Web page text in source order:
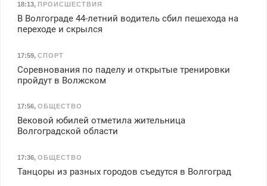
18:13, ПРОИСШЕСТВИЯ
В Волгограде 44-летний водитель сбил пешехода на
переходе и скрылся
17:59, СПОРТ
Соревнования по паделу и открытые тренировки
пройдут в Волжском
17:56, ОБЩЕСТВО
Вековой юбилей отметила жительница
Волгоградской области
17:36, ОБЩЕСТВО
Танцоры из разных городов съедутся в Волгоград